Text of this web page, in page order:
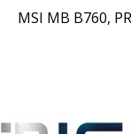
MSI MB B760,